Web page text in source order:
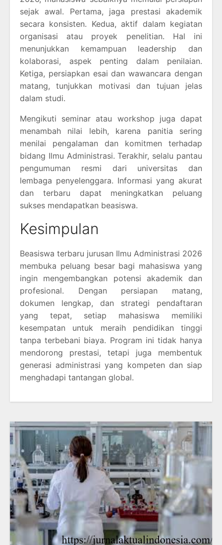
sejak awal. Pertama, jaga prestasi akademik
secara konsisten. Kedua, aktif dalam kegiatan
organisasi atau proyek penelitian. Hal ini
menunjukkan kemampuan leadership dan
kolaborasi, aspek penting dalam penilaian.
Ketiga, persiapkan esai dan wawancara dengan
matang, tunjukkan motivasi dan tujuan jelas
dalam studi.
Mengikuti seminar atau workshop juga dapat
menambah nilai lebih, karena panitia sering
menilai pengalaman dan komitmen terhadap
bidang Ilmu Administrasi. Terakhir, selalu pantau
pengumuman resmi dari universitas dan
lembaga penyelenggara. Informasi yang akurat
dan terbaru dapat meningkatkan peluang
sukses mendapatkan beasiswa.
Kesimpulan
Beasiswa terbaru jurusan Ilmu Administrasi 2026
membuka peluang besar bagi mahasiswa yang
ingin mengembangkan potensi akademik dan
profesional. Dengan persiapan matang,
dokumen lengkap, dan strategi pendaftaran
yang tepat, setiap mahasiswa memiliki
kesempatan untuk meraih pendidikan tinggi
tanpa terbebani biaya. Program ini tidak hanya
mendorong prestasi, tetapi juga membentuk
generasi administrasi yang kompeten dan siap
menghadapi tantangan global.